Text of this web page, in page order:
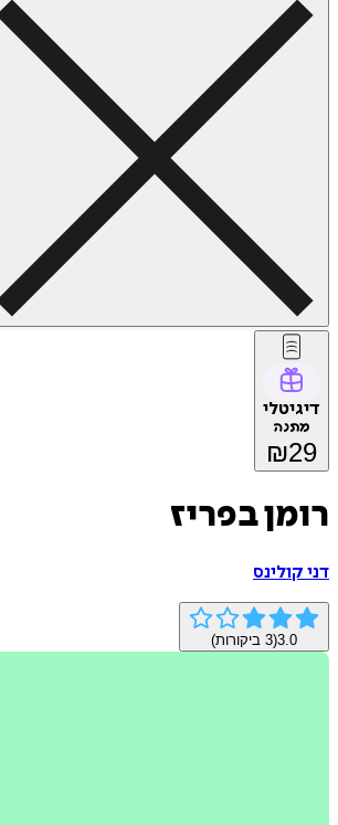
דיגיטלי
מתנה
₪29
רומן בפריז
דני קולינס
3.0
(
3 ביקורות)